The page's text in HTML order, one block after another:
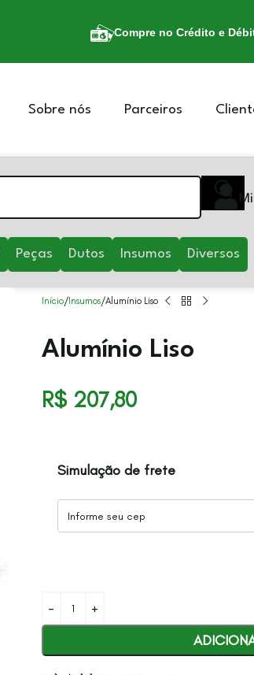
Compre no Crédito e
Sobre nós Parceiros
Peças Dutos Insumos Diversos
Início Insumos Alumínio Liso
Alumínio Liso
R$207,80
Simulação de frete